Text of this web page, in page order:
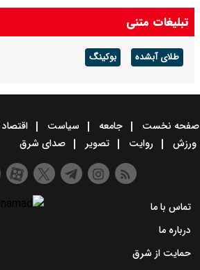
تبلیغات متنی
طلای آبشده بوکینگ
صفحه نخست جامعه سیاست اقتصاد
ورزش
روایت تصویر صدای شرق
تماس با ما
درباره ما
حمایت از شرق